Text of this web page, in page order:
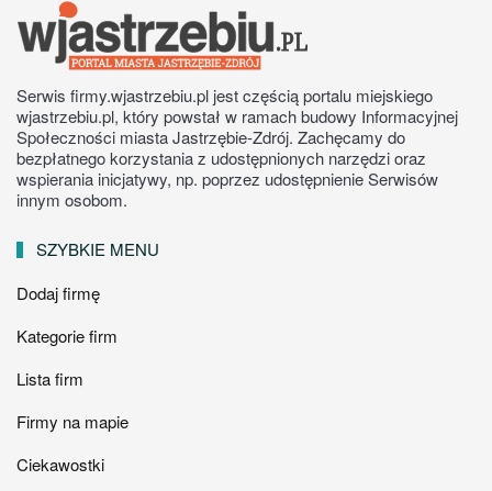
Serwis firmy.wjastrzebiu.pl jest częścią portalu miejskiego
wjastrzebiu.pl, który powstał w ramach budowy Informacyjnej
Społeczności miasta Jastrzębie-Zdrój. Zachęcamy do
bezpłatnego korzystania z udostępnionych narzędzi oraz
wspierania inicjatywy, np. poprzez udostępnienie Serwisów
innym osobom.
SZYBKIE MENU
Dodaj firmę
Kategorie firm
Lista firm
Firmy na mapie
Ciekawostki